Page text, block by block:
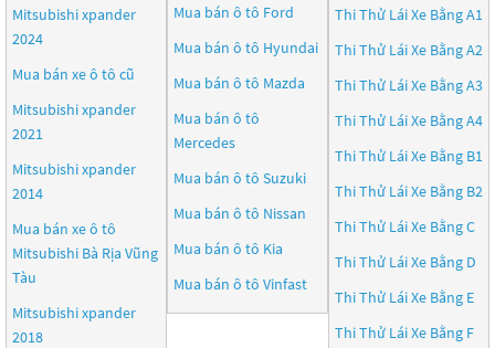
Mitsubishi xpander
2024
Mua bán xe ô tô cũ
Mitsubishi xpander
2021
Mitsubishi xpander
2014
Mua bán xe ô tô
Mitsubishi Bà Rịa Vũng
Tàu
Mitsubishi xpander
2018
Mua bán ô tô Ford
Mua bán ô tô Hyundai
Mua bán ô tô Mazda
Mua bán ô tô
Mercedes
Mua bán ô tô Suzuki
Mua bán ô tô Nissan
Mua bán ô tô Kia
Mua bán ô tô Vinfast
Thi Thử Lái Xe Bằng A1
Thi Thử Lái Xe Bằng A2
Thi Thử Lái Xe Bằng A3
Thi Thử Lái Xe Bằng A4
Thi Thử Lái Xe Bằng B1
Thi Thử Lái Xe Bằng B2
Thi Thử Lái Xe Bằng C
Thi Thử Lái Xe Bằng D
Thi Thử Lái Xe Bằng E
Thi Thử Lái Xe Bằng F